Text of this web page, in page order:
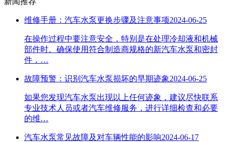
维修手册：汽车水泵更换步骤及注意事项2024-06-25
在操作过程中要注意安全，特别是在处理冷却液和机械
部件时。确保使用符合制造商规格的新汽车水泵和密封
件，…
故障预警：识别汽车水泵损坏的早期迹象2024-06-25
如果您发现汽车水泵出现以上任何迹象，建议尽快联系
专业技术人员或者汽车维修服务，进行详细检查和必要
的维…
汽车水泵常见故障及对车辆性能的影响2024-06-17